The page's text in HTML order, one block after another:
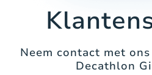
Neem contact met
Decathlon